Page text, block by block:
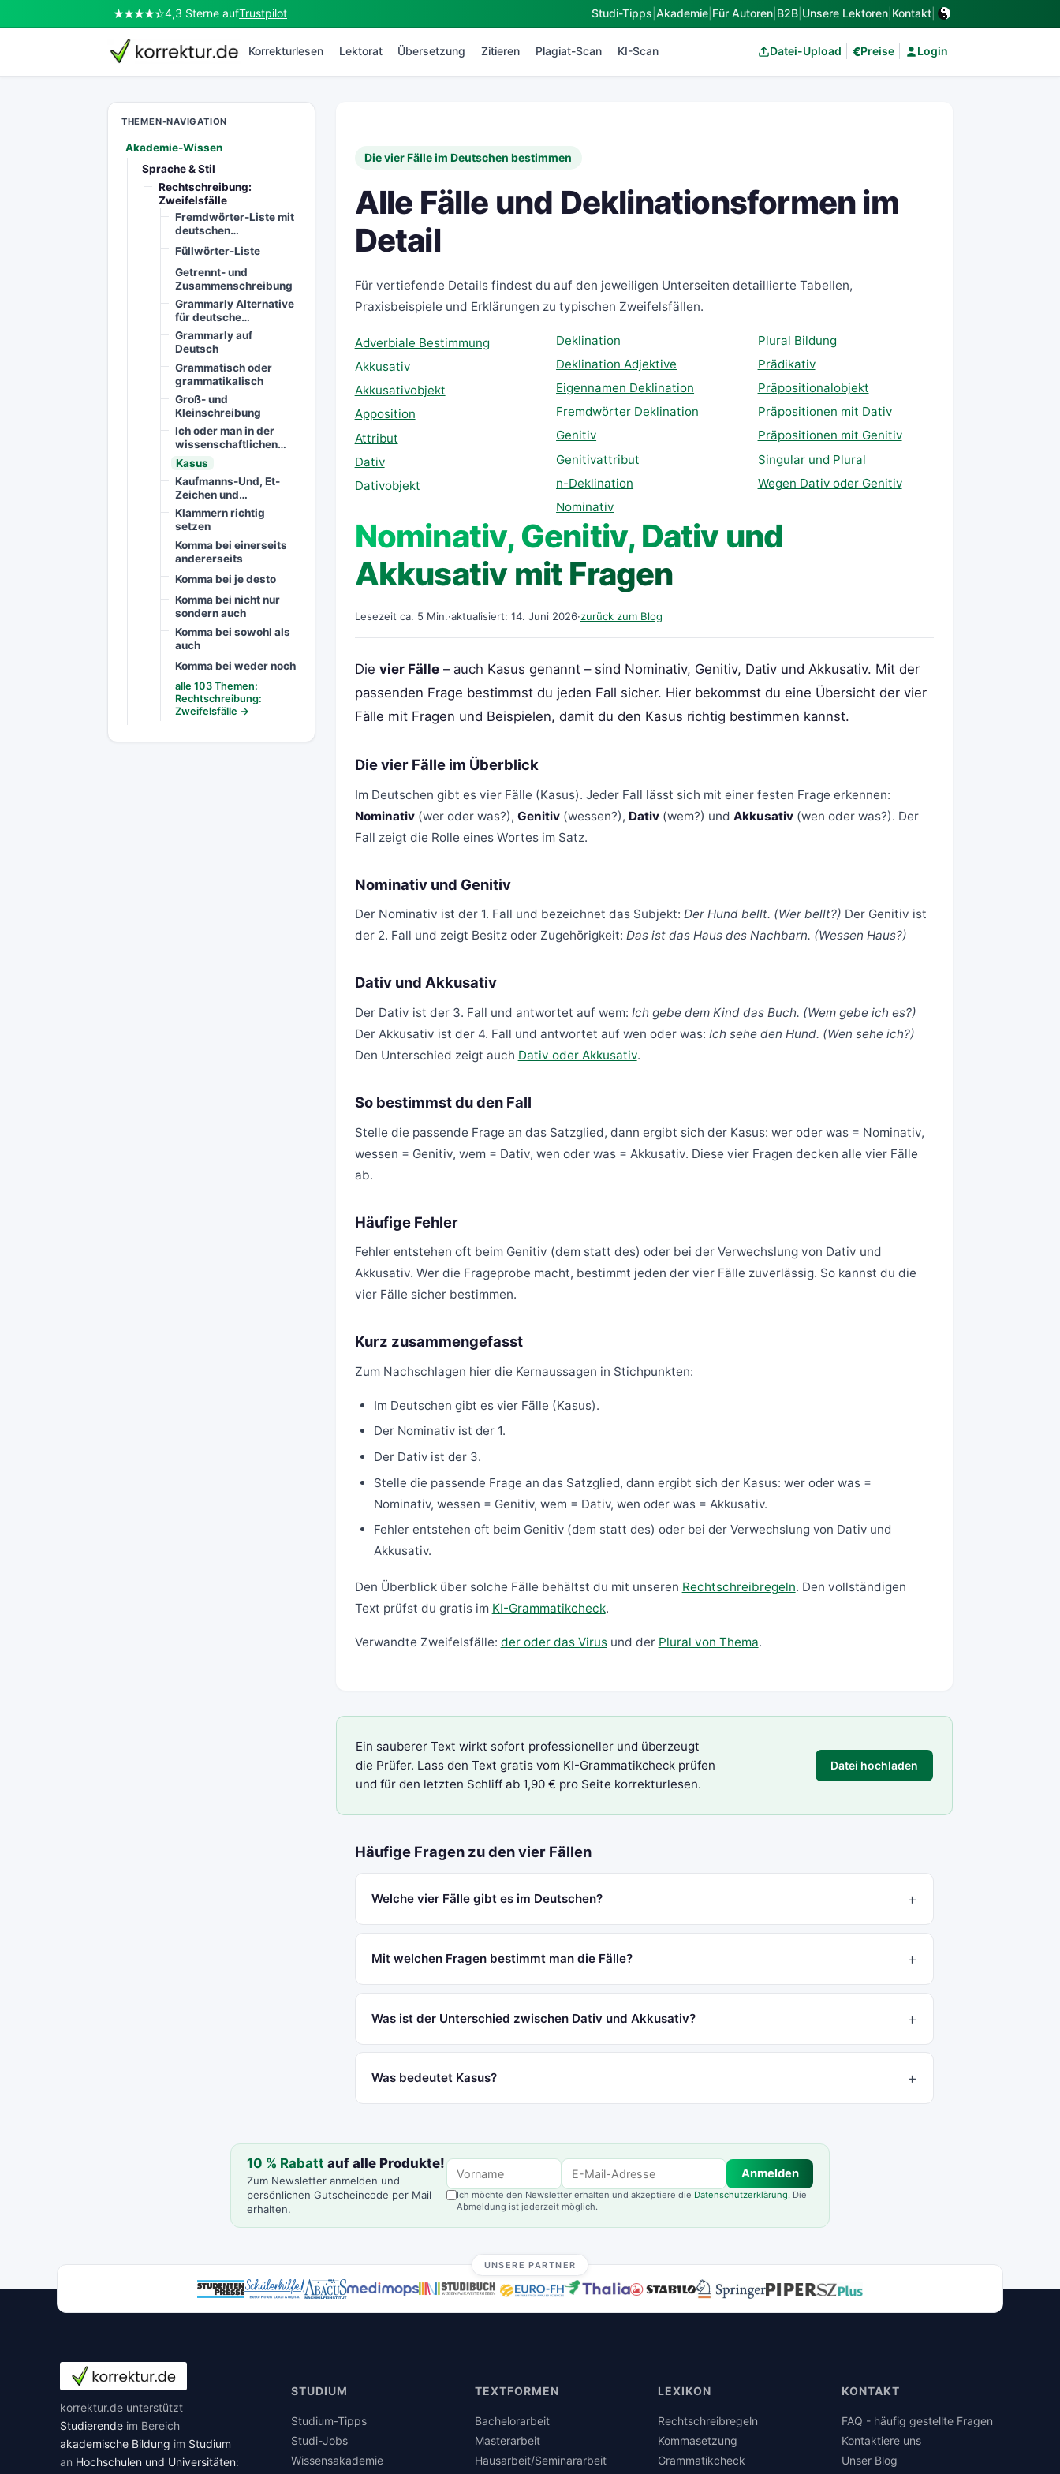
4,3 Sterne aufTrustpilot Studi-Tipps Akademie Für Autoren B2B Unsere Lektoren Kontakt
korrektur.de Korrekturlesen Lektorat Übersetzung Zitieren Plagiat-Scan KI-Scan Datei-Upload €Preise Login
THEMEN-NAVIGATION
Akademie-Wissen
Sprache & Stil
Rechtschreibung:
Zweifelsfälle
Fremdwörter-Liste mit
deutschen…
Füllwörter-Liste
Getrennt- und
Zusammenschreibung
Grammarly Alternative
für deutsche…
Grammarly auf
Deutsch
Grammatisch oder
grammatikalisch
Groß- und
Kleinschreibung
Ich oder man in der
wissenschaftlichen…
Kasus
Kaufmanns-Und, Et-
Zeichen und…
Klammern richtig
setzen
Komma bei einerseits
andererseits
Komma bei je desto
Komma bei nicht nur
sondern auch
Komma bei sowohl als
auch
Komma bei weder noch
alle 103 Themen:
Rechtschreibung:
Zweifelsfälle →
Die vier Fälle im Deutschen bestimmen
Alle Fälle und Deklinationsformen im
Detail
Für vertiefende Details findest du auf den jeweiligen Unterseiten detaillierte Tabellen,
Praxisbeispiele und Erklärungen zu typischen Zweifelsfällen.
Adverbiale Bestimmung
Akkusativ
Akkusativobjekt
Apposition
Attribut
Dativ
Dativobjekt
Deklination
Deklination Adjektive
Eigennamen Deklination
Fremdwörter Deklination
Genitiv
Genitivattribut
n-Deklination
Nominativ
Plural Bildung
Prädikativ
Präpositionalobjekt
Präpositionen mit Dativ
Präpositionen mit Genitiv
Singular und Plural
Wegen Dativ oder Genitiv
Nominativ, Genitiv, Dativ und
Akkusativ mit Fragen
Lesezeit ca. 5 Min.·aktualisiert: 14. Juni 2026·zurück zum Blog
Die vier Fälle– auch Kasus genannt – sind Nominativ, Genitiv, Dativ und Akkusativ. Mit der
passenden Frage bestimmst du jeden Fall sicher. Hier bekommst du eine Übersicht der vier
Fälle mit Fragen und Beispielen, damit du den Kasus richtig bestimmen kannst.
Die vier Fälle im Überblick
Im Deutschen gibt es vier Fälle (Kasus). Jeder Fall lässt sich mit einer festen Frage erkennen:
Nominativ(wer oder was?), Genitiv(wessen?), Dativ(wem?) und Akkusativ(wen oder was?). Der
Fall zeigt die Rolle eines Wortes im Satz.
Nominativ und Genitiv
Der Nominativ ist der 1. Fall und bezeichnet das Subjekt: Der Hund bellt. (Wer bellt?) Der Genitiv ist
der 2. Fall und zeigt Besitz oder Zugehörigkeit: Das ist das Haus des Nachbarn. (Wessen Haus?)
Dativ und Akkusativ
Der Dativ ist der 3. Fall und antwortet auf wem: Ich gebe dem Kind das Buch. (Wem gebe ich es?)
Der Akkusativ ist der 4. Fall und antwortet auf wen oder was: Ich sehe den Hund. (Wen sehe ich?)
Den Unterschied zeigt auch Dativ oder Akkusativ.
So bestimmst du den Fall
Stelle die passende Frage an das Satzglied, dann ergibt sich der Kasus: wer oder was = Nominativ,
wessen = Genitiv, wem = Dativ, wen oder was = Akkusativ. Diese vier Fragen decken alle vier Fälle
ab.
Häufige Fehler
Fehler entstehen oft beim Genitiv (dem statt des) oder bei der Verwechslung von Dativ und
Akkusativ. Wer die Frageprobe macht, bestimmt jeden der vier Fälle zuverlässig. So kannst du die
vier Fälle sicher bestimmen.
Kurz zusammengefasst
Zum Nachschlagen hier die Kernaussagen in Stichpunkten:
Im Deutschen gibt es vier Fälle (Kasus).
Der Nominativ ist der 1.
Der Dativ ist der 3.
Stelle die passende Frage an das Satzglied, dann ergibt sich der Kasus: wer oder was =
Nominativ, wessen = Genitiv, wem = Dativ, wen oder was = Akkusativ.
Fehler entstehen oft beim Genitiv (dem statt des) oder bei der Verwechslung von Dativ und
Akkusativ.
Den Überblick über solche Fälle behältst du mit unseren Rechtschreibregeln. Den vollständigen
Text prüfst du gratis im KI-Grammatikcheck.
Verwandte Zweifelsfälle: der oder das Virusund der Plural von Thema.
Ein sauberer Text wirkt sofort professioneller und überzeugt
die Prüfer. Lass den Text gratis vom KI-Grammatikcheckprüfen
und für den letzten Schliff ab 1,90 € pro Seite korrekturlesen.
Datei hochladen
Häufige Fragen zu den vier Fällen
Welche vier Fälle gibt es im Deutschen?
Mit welchen Fragen bestimmt man die Fälle?
Was ist der Unterschied zwischen Dativ und Akkusativ?
Was bedeutet Kasus?
10 % Rabatt auf alle Produkte!
Zum Newsletter anmelden und
persönlichen Gutscheincode per Mail
erhalten.
Anmelden
Ich möchte den Newsletter erhalten und akzeptiere die Datenschutzerklärung. Die
Abmeldung ist jederzeit möglich.
UNSERE PARTNER
korrektur.de unterstützt
Studierende im Bereich
akademische Bildung im Studium
an Hochschulen und Universitäten:
STUDIUM
Studium-Tipps
Studi-Jobs
Wissensakademie
TEXTFORMEN
Bachelorarbeit
Masterarbeit
Hausarbeit/Seminararbeit
LEXIKON
Rechtschreibregeln
Kommasetzung
Grammatikcheck
KONTAKT
FAQ - häufig gestellte Fragen
Kontaktiere uns
Unser Blog